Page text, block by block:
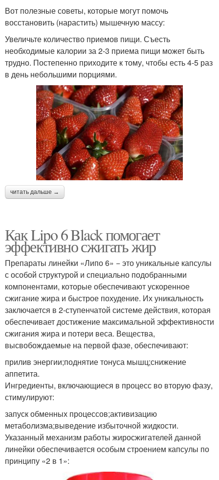
Вот полезные советы, которые могут помочь
восстановить (нарастить) мышечную массу:
Увеличьте количество приемов пищи. Съесть
необходимые калории за 2-3 приема пищи может быть
трудно. Постепенно приходите к тому, чтобы есть 4-5 раз
в день небольшими порциями.
читать дальше →
Как Lipo 6 Black помогает
эффективно сжигать жир
Препараты линейки «Липо 6» − это уникальные капсулы
с особой структурой и специально подобранными
компонентами, которые обеспечивают ускоренное
сжигание жира и быстрое похудение. Их уникальность
заключается в 2-ступенчатой системе действия, которая
обеспечивает достижение максимальной эффективности
сжигания жира и потери веса. Вещества,
высвобождаемые на первой фазе, обеспечивают:
прилив энергии;поднятие тонуса мышц;снижение
аппетита.
Ингредиенты, включающиеся в процесс во вторую фазу,
стимулируют:
запуск обменных процессов;активизацию
метаболизма;выведение избыточной жидкости.
Указанный механизм работы жиросжигателей данной
линейки обеспечивается особым строением капсулы по
принципу «2 в 1»: